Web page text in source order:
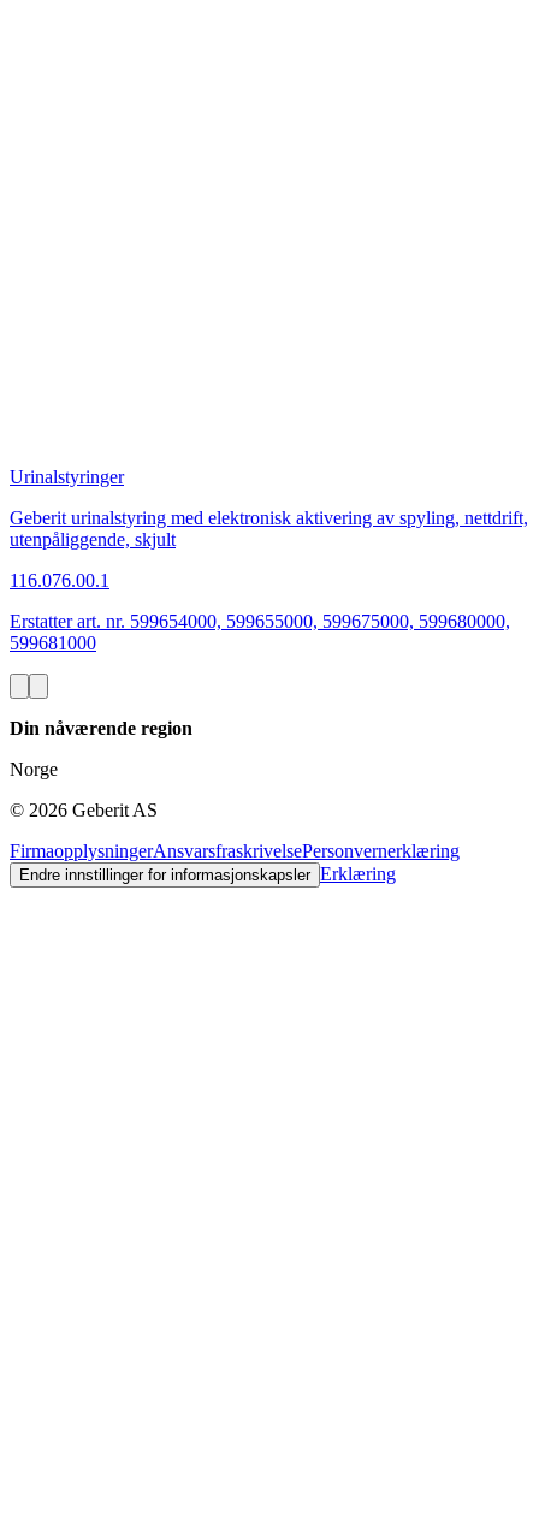
Urinalstyringer
Geberit urinalstyring med elektronisk aktivering av spyling, nettdrift,
utenpåliggende, skjult
116.076.00.1
Erstatter art. nr. 599654000, 599655000, 599675000, 599680000,
599681000
Din nåværende region
Norge
© 2026 Geberit AS
FirmaopplysningerAnsvarsfraskrivelsePersonvernerklæring
Endre innstillinger for informasjonskapsler Erklæring